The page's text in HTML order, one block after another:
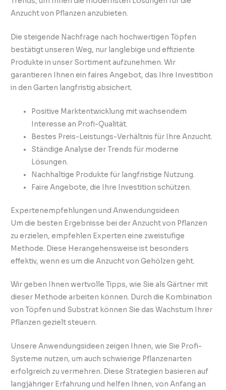
Anzucht von Pflanzen anzubieten.
Die steigende Nachfrage nach hochwertigen Töpfen
bestätigt unseren Weg, nur langlebige und effiziente
Produkte in unser Sortiment aufzunehmen. Wir
garantieren Ihnen ein faires Angebot, das Ihre Investition
in den Garten langfristig absichert.
Positive Marktentwicklung mit wachsendem
Interesse an Profi-Qualität.
Bestes Preis-Leistungs-Verhältnis für Ihre Anzucht.
Ständige Analyse der Trends für moderne
Lösungen.
Nachhaltige Produkte für langfristige Nutzung.
Faire Angebote, die Ihre Investition schützen.
Expertenempfehlungen und Anwendungsideen
Um die besten Ergebnisse bei der Anzucht von Pflanzen
zu erzielen, empfehlen Experten eine zweistufige
Methode. Diese Herangehensweise ist besonders
effektiv, wenn es um die Anzucht von Gehölzen geht.
Wir geben Ihnen wertvolle Tipps, wie Sie als Gärtner mit
dieser Methode arbeiten können. Durch die Kombination
von Töpfen und Substrat können Sie das Wachstum Ihrer
Pflanzen gezielt steuern.
Unsere Anwendungsideen zeigen Ihnen, wie Sie Profi-
Systeme nutzen, um auch schwierige Pflanzenarten
erfolgreich zu vermehren. Diese Strategien basieren auf
langjähriger Erfahrung und helfen Ihnen, von Anfang an